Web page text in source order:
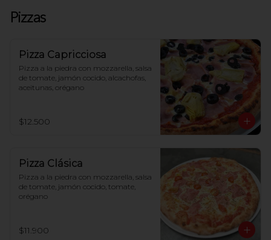
Pizzas
Pizza Capricciosa
Pizza a la piedra con mozzarella, salsa
de tomate, jamón cocido, alcachofas,
aceitunas, orégano
$12.500
Pizza Clásica
Pizza a la piedra con mozzarella, salsa
de tomate, jamón cocido, tomate,
orégano
$11.900